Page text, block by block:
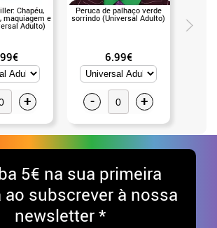
Chapéu,
maquiagem e
Adulto)
+
Peruca de palhaço verde
sorrindo (Universal Adulto)
6.99€
- +
5€ na sua primeira
ao subscrever à nossa
newsletter *